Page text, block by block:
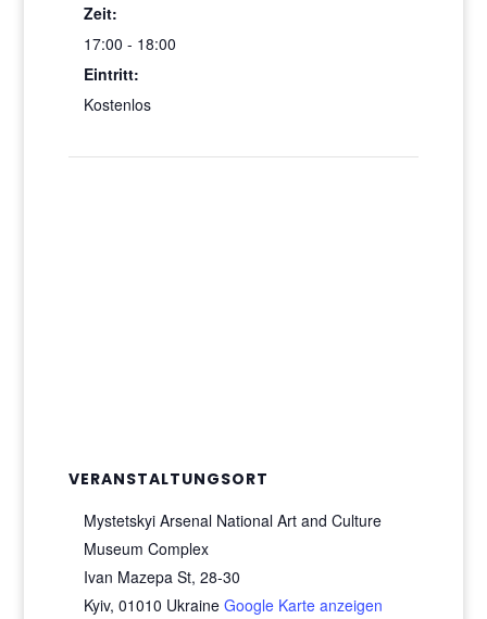
Zeit:
17:00 - 18:00
Eintritt:
Kostenlos
VERANSTALTUNGSORT
Mystetskyi Arsenal National Art and Culture
Museum Complex
Ivan Mazepa St, 28-30
Kyiv, 01010 Ukraine Google Karte anzeigen